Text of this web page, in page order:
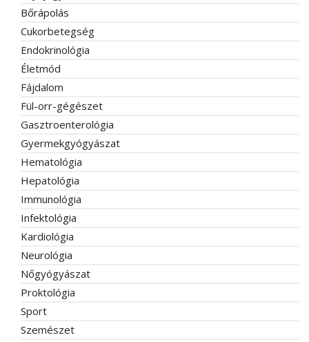
Bőrápolás
Cukorbetegség
Endokrinológia
Életmód
Fájdalom
Fül-orr-gégészet
Gasztroenterológia
Gyermekgyógyászat
Hematológia
Hepatológia
Immunológia
Infektológia
Kardiológia
Neurológia
Nőgyógyászat
Proktológia
Sport
Szemészet